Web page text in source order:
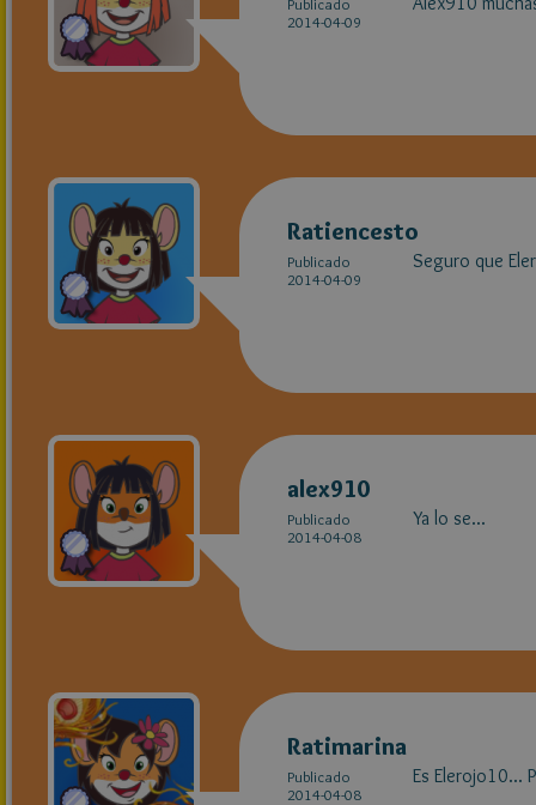
2014-04-09
Ratiencesto
Publicado
2014-04-09
Seguro que
alex910
Publicado
2014-04-08
Ya lo se...
Ratimarina
Publicado
2014-04-08
Es Elerojo10...